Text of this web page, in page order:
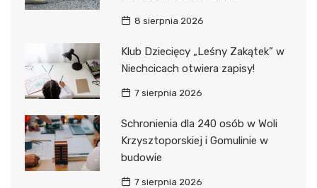
8 sierpnia 2026
Klub Dziecięcy „Leśny Zakątek” w
Niechcicach otwiera zapisy!
7 sierpnia 2026
Schronienia dla 240 osób w Woli
Krzysztoporskiej i Gomulinie w
budowie
7 sierpnia 2026